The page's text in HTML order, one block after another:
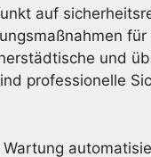
auf
und
professionelle